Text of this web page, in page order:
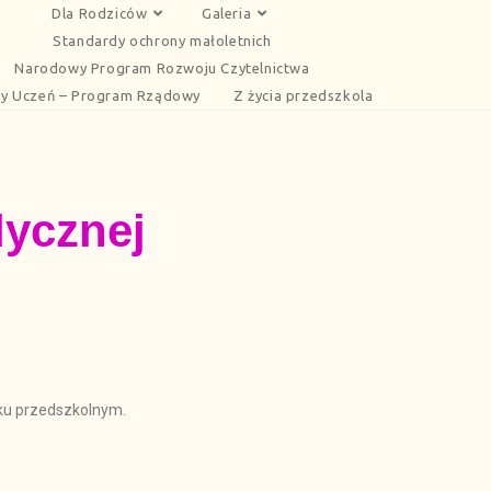
Dla Rodziców
Galeria
Standardy ochrony małoletnich
Narodowy Program Rozwoju Czytelnictwa
Uczeń – Program Rządowy
Z życia przedszkola
przedszkolnym.